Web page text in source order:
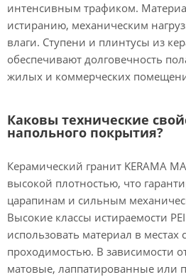
интенсивным трафиком.
истиранию, механическим
влаги. Ступени и плинтусы из
обеспечивают долговечность
жилых и коммерческих
Каковы технические
напольного покрытия?
Керамический гранит KERAMA
высокой плотностью, что
царапинам и сильным
Высокие классы истираемости
использовать материал в местах
проходимостью. В зависимости
матовые, лаппатированные или